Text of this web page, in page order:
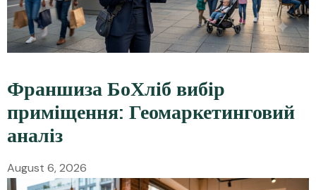
Франшиза БоХліб вибір
приміщення: Геомаркетинговий
аналіз
August 6, 2026